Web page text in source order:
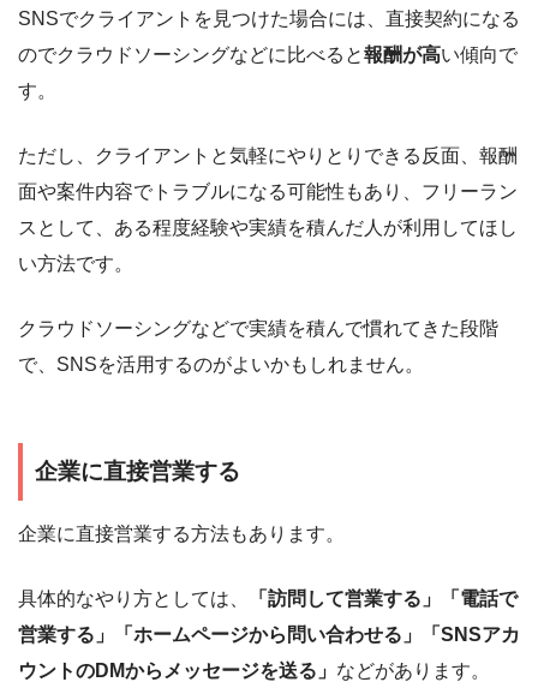
SNSでクライアントを見つけた場合には、直接契約になる
のでクラウドソーシングなどに比べると報酬が高い傾向で
す。
ただし、クライアントと気軽にやりとりできる反面、報酬
面や案件内容でトラブルになる可能性もあり、フリーラン
スとして、ある程度経験や実績を積んだ人が利用してほし
い方法です。
クラウドソーシングなどで実績を積んで慣れてきた段階
で、SNSを活用するのがよいかもしれません。
企業に直接営業する
企業に直接営業する方法もあります。
具体的なやり方としては、
「訪問して営業する」「電話で
営業する」「ホームページから問い合わせる」「SNSアカ
ウントのDMからメッセージを送る」 などがあります。